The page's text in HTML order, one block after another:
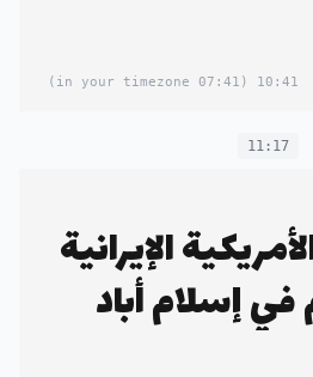
10:41
(07:41 in your timezone)
11:17
الإيرانية
إسلام أباد